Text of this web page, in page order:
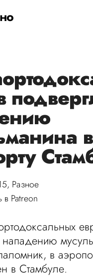
в
Разное
Patreon
нападению
в
в Стамбуле.